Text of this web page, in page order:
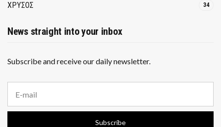
ΧΡΥΣΟΣ 34
News straight into your inbox
Subscribe and receive our daily newsletter.
a
i
Subscribe